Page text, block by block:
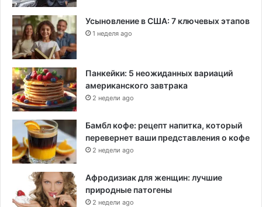
Усыновление в США: 7 ключевых этапов
1 неделя ago
Панкейки: 5 неожиданных вариаций
американского завтрака
2 недели ago
Бамбл кофе: рецепт напитка, который
перевернет ваши представления о кофе
2 недели ago
Афродизиак для женщин: лучшие
природные патогены
2 недели ago